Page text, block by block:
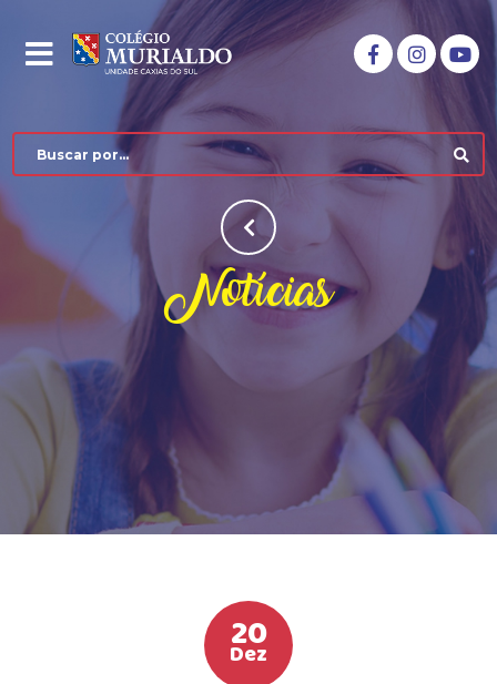
COLÉGIO MURIALDO
NÍVEIS DE ENSINO
HIGH SCHOOL
LISTA DE MATERIAIS
Notícias
20
Dez